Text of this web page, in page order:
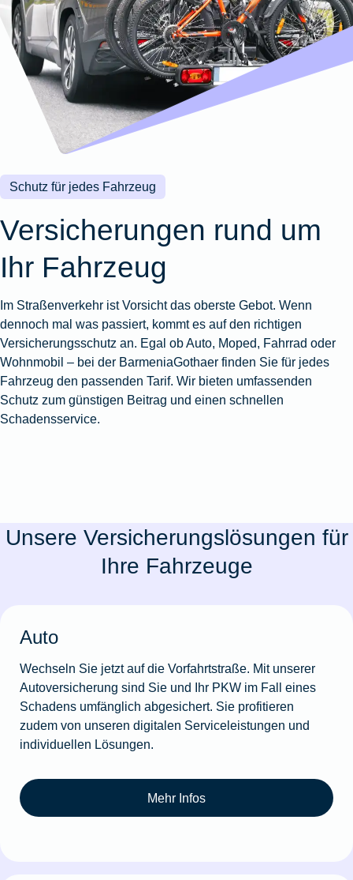
Wohnungsschutzbrief
Zur
Produktübersicht
Gewässerschadenhaftpflicht
Zur
Produktübersicht
Zur
Produktübersicht
Reisehaftpflichtversicherung
Reiserücktrittsversicherung
Zur
Produktübersicht
Zur
Produktübersicht
Zur
Produktübersicht
Zur
Produktübersicht
Montageversicherung
Zur
Produktübersicht
Gruppenunfall für
Betriebe
Gruppenunfall für
Vereine
Produktübersicht
Kunstversicherung
Ausstellungsversicherung
Valorenversicherung
Oldtimersammlungsversicherung
Zur
Schutz für jedes Fahrzeug
Versicherungen rund um
Ihr Fahrzeug
Im Straßenverkehr ist Vorsicht das oberste Gebot. Wenn
dennoch mal was passiert, kommt es auf den richtigen
Versicherungsschutz an. Egal ob Auto, Moped, Fahrrad oder
Wohnmobil – bei der BarmeniaGothaer finden Sie für jedes
Fahrzeug den passenden Tarif. Wir bieten umfassenden
Schutz zum günstigen Beitrag und einen schnellen
Schadensservice.
Unsere Versicherungslösungen für
Ihre Fahrzeuge
Auto
Wechseln Sie jetzt auf die Vorfahrtstraße. Mit unserer
Autoversicherung sind Sie und Ihr PKW im Fall eines
Schadens umfänglich abgesichert. Sie profitieren
zudem von unseren digitalen Serviceleistungen und
individuellen Lösungen.
Mehr Infos